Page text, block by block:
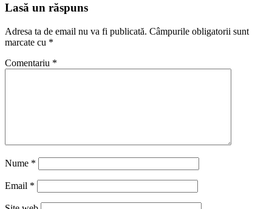
Lasă un răspuns
Adresa ta de email nu va fi publicată. Câmpurile obligatorii sunt
marcate cu *
Comentariu *
Nume *
Email *